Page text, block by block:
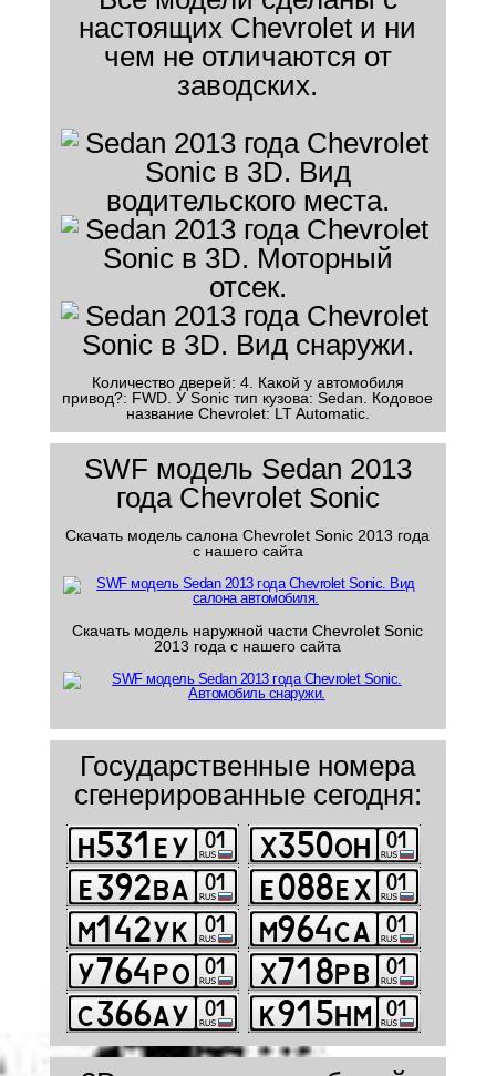
настоящих Chevrolet и ни
чем не отличаются от
заводских.
Количество дверей: 4. Какой у автомобиля
привод?: FWD. У Sonic тип кузова: Sedan. Кодовое
название Chevrolet: LT Automatic.
SWF модель Sedan 2013
года Chevrolet Sonic
Скачать модель салона Chevrolet Sonic 2013 года
с нашего сайта
Скачать модель наружной части Chevrolet Sonic
2013 года с нашего сайта
Государственные номера
сгенерированные сегодня: